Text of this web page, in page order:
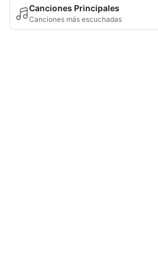
Canciones Principales
Canciones más escuchadas